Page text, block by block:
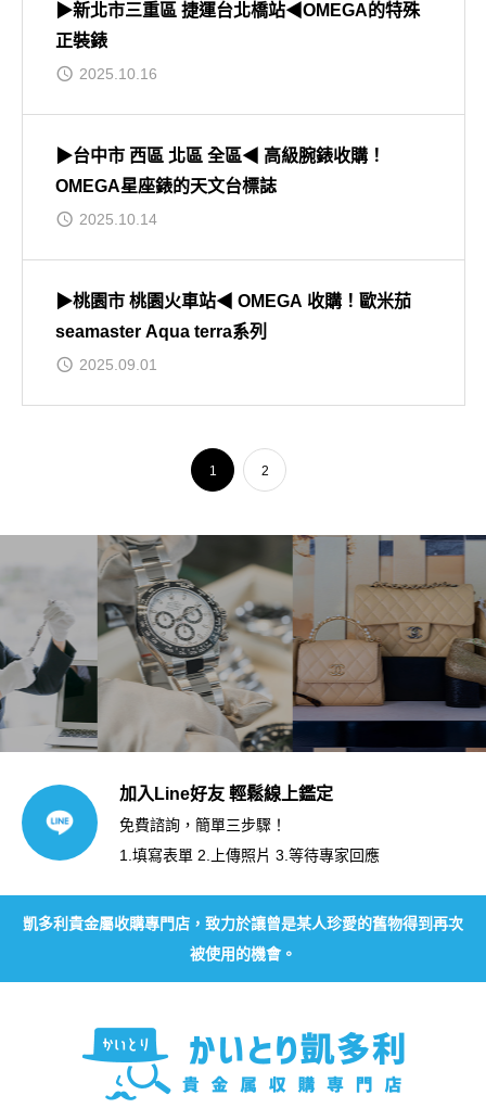
▶新北市三重區 捷運台北橋站◀OMEGA的特殊
正裝錶
2025.10.16
▶台中市 西區 北區 全區◀ 高級腕錶收購！
OMEGA星座錶的天文台標誌
2025.10.14
▶桃園市 桃園火車站◀ OMEGA 收購！歐米茄
seamaster Aqua terra系列
2025.09.01
1 2
加入Line好友 輕鬆線上鑑定
免費諮詢，簡單三步驟！
1.填寫表單 2.上傳照片 3.等待專家回應
凱多利貴金屬收購專門店，致力於讓曾是某人珍愛的舊物得到再次
被使用的機會。